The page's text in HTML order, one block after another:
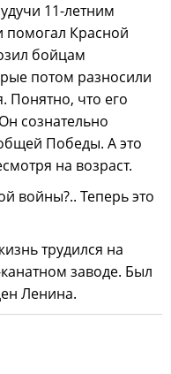
11-летним
помогал Красной
бойцам
потом разносили
Понятно, что его
сознательно
Победы. А это
на возраст.
войны?.. Теперь это
трудился на
заводе. Был
Ленина.